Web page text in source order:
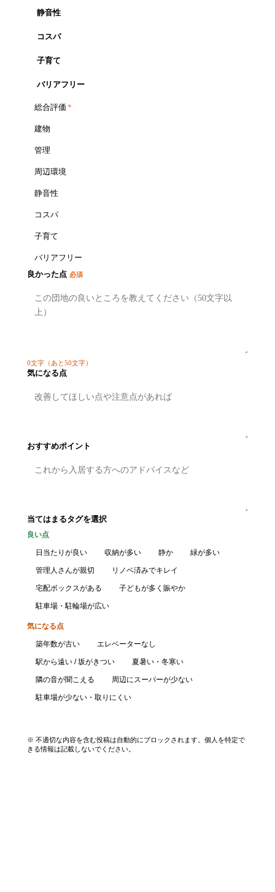
静音性
コスパ
子育て
バリアフリー
総合評価 *
建物
管理
周辺環境
静音性
コスパ
子育て
バリアフリー
良かった点 必須
0文字 （あと50文字）
気になる点
おすすめポイント
当てはまるタグを選択
良い点
日当たりが良い 収納が多い 静か 緑が多い
管理人さんが親切 リノベ済みでキレイ
宅配ボックスがある 子どもが多く賑やか
駐車場・駐輪場が広い
気になる点
築年数が古い エレベーターなし
駅から遠い / 坂がきつい 夏暑い・冬寒い
隣の音が聞こえる 周辺にスーパーが少ない
駐車場が少ない・取りにくい
※ 不適切な内容を含む投稿は自動的にブロックされます。個人を特定で
きる情報は記載しないでください。